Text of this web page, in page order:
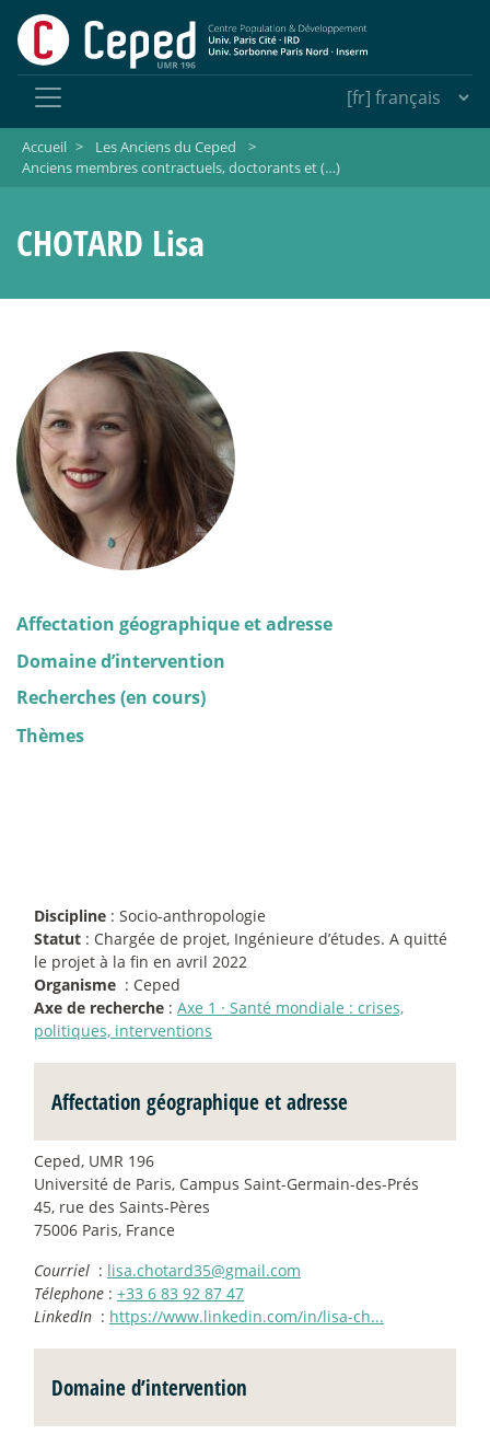
Accueil > Les Anciens du Ceped
>
Anciens membres contractuels, doctorants et (…)
CHOTARD Lisa
Affectation géographique et adresse
Domaine d’intervention
Recherches (en cours)
Thèmes
Discipline : Socio-anthropologie
Statut : Chargée de projet, Ingénieure d’études. A quitté
le projet à la fin en avril 2022
Organisme : Ceped
Axe de recherche : Axe 1 · Santé mondiale : crises,
politiques, interventions
Affectation géographique et adresse
Ceped, UMR 196
Université de Paris, Campus Saint-Germain-des-Prés
45, rue des Saints-Pères
75006 Paris, France
Courriel : lisa.chotard35@gmail.com
Télephone : +33 6 83 92 87 47
LinkedIn : https://www.linkedin.com/in/lisa-ch...
Domaine d’intervention